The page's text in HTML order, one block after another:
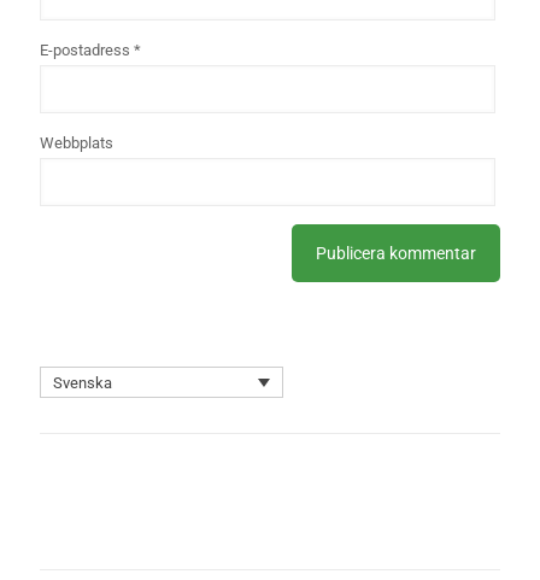
E-postadress *
Webbplats
Svenska